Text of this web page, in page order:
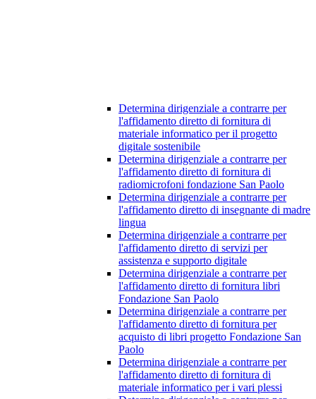
Determina dirigenziale a contrarre per
l'affidamento diretto di fornitura di
materiale informatico per il progetto
digitale sostenibile
Determina dirigenziale a contrarre per
l'affidamento diretto di fornitura di
radiomicrofoni fondazione San Paolo
Determina dirigenziale a contrarre per
l'affidamento diretto di insegnante di madre
lingua
Determina dirigenziale a contrarre per
l'affidamento diretto di servizi per
assistenza e supporto digitale
Determina dirigenziale a contrarre per
l'affidamento diretto di fornitura libri
Fondazione San Paolo
Determina dirigenziale a contrarre per
l'affidamento diretto di fornitura per
acquisto di libri progetto Fondazione San
Paolo
Determina dirigenziale a contrarre per
l'affidamento diretto di fornitura di
materiale informatico per i vari plessi